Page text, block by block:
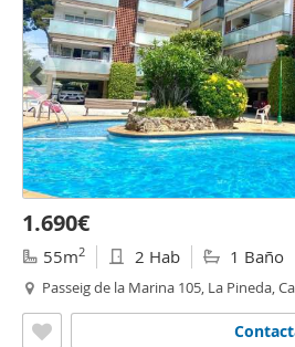
1.690€
55m2 2 Hab 1 Baño
Passeig de la Marina 105, La Pineda,